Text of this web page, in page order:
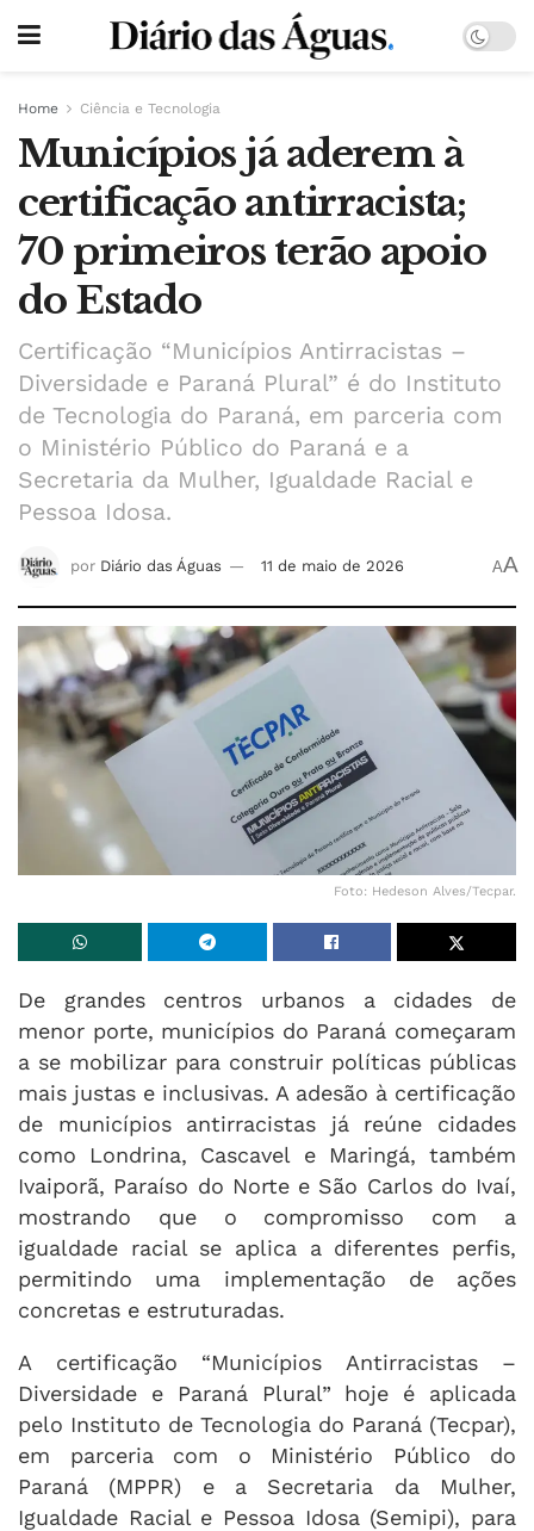
Home Ciência e Tecnologia
Municípios já aderem à
certificação antirracista;
70 primeiros terão apoio
do Estado
Certificação “Municípios Antirracistas –
Diversidade e Paraná Plural” é do Instituto
de Tecnologia do Paraná, em parceria com
o Ministério Público do Paraná e a
Secretaria da Mulher, Igualdade Racial e
Pessoa Idosa.
por Diário das Águas 11 de maio de 2026 AA
Foto: Hedeson Alves/Tecpar.
De grandes centros urbanos a cidades de
menor porte, municípios do Paraná começaram
a se mobilizar para construir políticas públicas
mais justas e inclusivas. A adesão à certificação
de municípios antirracistas já reúne cidades
como Londrina, Cascavel e Maringá, também
Ivaiporã, Paraíso do Norte e São Carlos do Ivaí,
mostrando que o compromisso com a
igualdade racial se aplica a diferentes perfis,
permitindo uma implementação de ações
concretas e estruturadas.
A certificação “Municípios Antirracistas –
Diversidade e Paraná Plural” hoje é aplicada
pelo Instituto de Tecnologia do Paraná (Tecpar),
em parceria com o Ministério Público do
Paraná (MPPR) e a Secretaria da Mulher,
Igualdade Racial e Pessoa Idosa (Semipi), para